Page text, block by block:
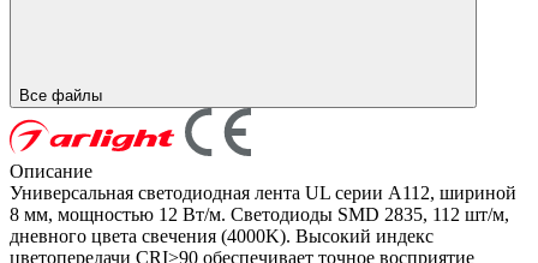
Все файлы
Описание
Универсальная светодиодная лента UL серии A112, шириной
8 мм, мощностью 12 Вт/м. Светодиоды SMD 2835, 112 шт/м,
дневного цвета свечения (4000K). Высокий индекс
цветопередачи CRI>90 обеспечивает точное восприятие